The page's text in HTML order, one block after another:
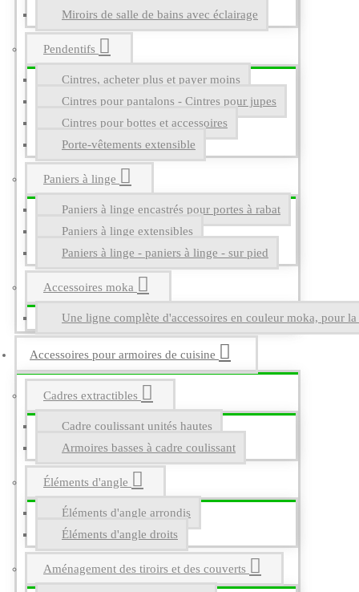
Miroirs de salle de bains avec éclairage
Pendentifs
Cintres, acheter plus et payer moins
Cintres pour pantalons - Cintres pour jupes
Cintres pour bottes et accessoires
Porte-vêtements extensible
Paniers à linge
Paniers à linge encastrés pour portes à rabat
Paniers à linge extensibles
Paniers à linge - paniers à linge - sur pied
Accessoires moka
Une ligne complète d'accessoires en couleur moka, pour
Accessoires pour armoires de cuisine
Cadres extractibles
Cadre coulissant unités hautes
Armoires basses à cadre coulissant
Éléments d'angle
Éléments d'angle arrondis
Éléments d'angle droits
Aménagement des tiroirs et des couverts